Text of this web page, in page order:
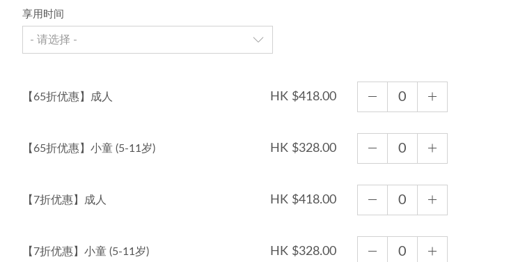
享用时间
- 请选择 -
【65折优惠】成人 HK $418.00
【65折优惠】小童 (5-11岁) HK $328.00
【7折优惠】成人 HK $418.00
【7折优惠】小童 (5-11岁) HK $328.00